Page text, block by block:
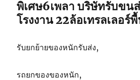
พิเศษ6เพลา บริษัทรับขนส่
โรงงาน 22ล้อเทรลเลอร์
รับยกย้ายของหนักรับส่ง,
รถยกของของหนัก,